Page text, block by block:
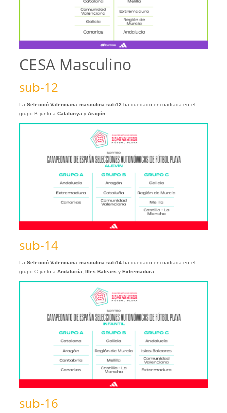
CESA Masculino
sub-12
La Selecció Valenciana masculina sub12ha quedado encuadrada en el
grupo B junto a Catalunyay Aragón.
sub-14
La Selecció Valenciana masculina sub14ha quedado encuadrada en el
grupo C junto a Andalucía, Illes Balears y Extremadura
sub-16